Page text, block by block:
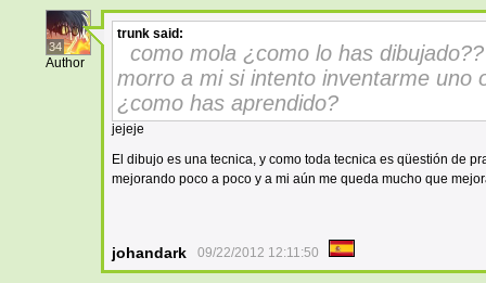
34
Author
trunk said:
como mola ¿como lo has
morro a mi si intento inventarme uno
¿como has aprendido?
jejeje
El dibujo es una tecnica, y como toda tecnica es qüestión de
mejorando poco a poco y a mi aún me queda mucho que
johandark 09/22/2012 12:11:50